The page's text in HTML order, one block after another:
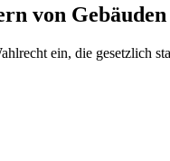
von Gebäuden
ein, die gesetzlich